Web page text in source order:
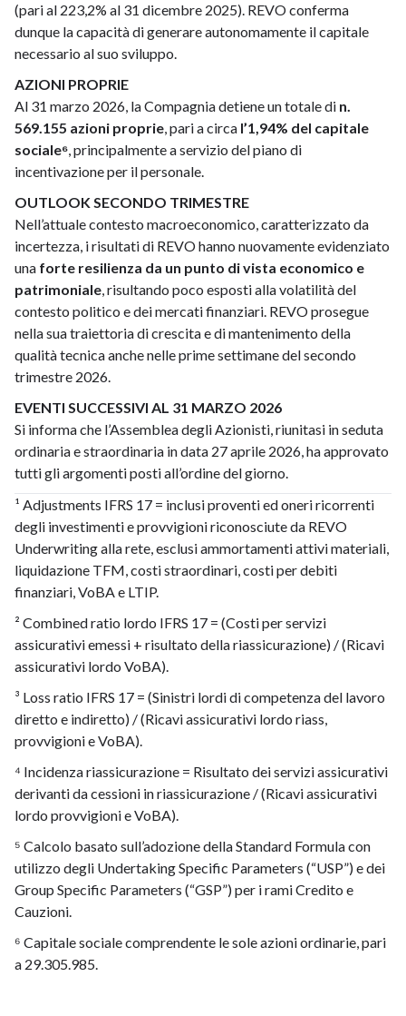
(pari al 223,2% al 31 dicembre 2025). REVO conferma
dunque la capacità di generare autonomamente il capitale
necessario al suo sviluppo.
AZIONI PROPRIE
Al 31 marzo 2026, la Compagnia detiene un totale di n.
569.155 azioni proprie, pari a circa l’1,94% del capitale
sociale⁶, principalmente a servizio del piano di
incentivazione per il personale.
OUTLOOK SECONDO TRIMESTRE
Nell’attuale contesto macroeconomico, caratterizzato da
incertezza, i risultati di REVO hanno nuovamente evidenziato
una forte resilienza da un punto di vista economico e
patrimoniale, risultando poco esposti alla volatilità del
contesto politico e dei mercati finanziari. REVO prosegue
nella sua traiettoria di crescita e di mantenimento della
qualità tecnica anche nelle prime settimane del secondo
trimestre 2026.
EVENTI SUCCESSIVI AL 31 MARZO 2026
Si informa che l’Assemblea degli Azionisti, riunitasi in seduta
ordinaria e straordinaria in data 27 aprile 2026, ha approvato
tutti gli argomenti posti all’ordine del giorno.
¹ Adjustments IFRS 17 = inclusi proventi ed oneri ricorrenti
degli investimenti e provvigioni riconosciute da REVO
Underwriting alla rete, esclusi ammortamenti attivi materiali,
liquidazione TFM, costi straordinari, costi per debiti
finanziari, VoBA e LTIP.
² Combined ratio lordo IFRS 17 = (Costi per servizi
assicurativi emessi + risultato della riassicurazione) / (Ricavi
assicurativi lordo VoBA).
³ Loss ratio IFRS 17 = (Sinistri lordi di competenza del lavoro
diretto e indiretto) / (Ricavi assicurativi lordo riass,
provvigioni e VoBA).
⁴ Incidenza riassicurazione = Risultato dei servizi assicurativi
derivanti da cessioni in riassicurazione / (Ricavi assicurativi
lordo provvigioni e VoBA).
⁵ Calcolo basato sull’adozione della Standard Formula con
utilizzo degli Undertaking Specific Parameters (“USP”) e dei
Group Specific Parameters (“GSP”) per i rami Credito e
Cauzioni.
⁶ Capitale sociale comprendente le sole azioni ordinarie, pari
a 29.305.985.